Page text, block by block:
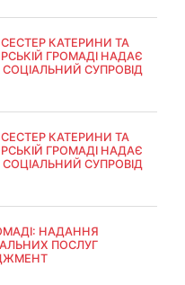
КАТЕРИНИ ТА
ГРОМАДІ НАДАЄ
СУПРОВІД
КАТЕРИНИ ТА
ГРОМАДІ НАДАЄ
СУПРОВІД
НАДАННЯ
ПОСЛУГ